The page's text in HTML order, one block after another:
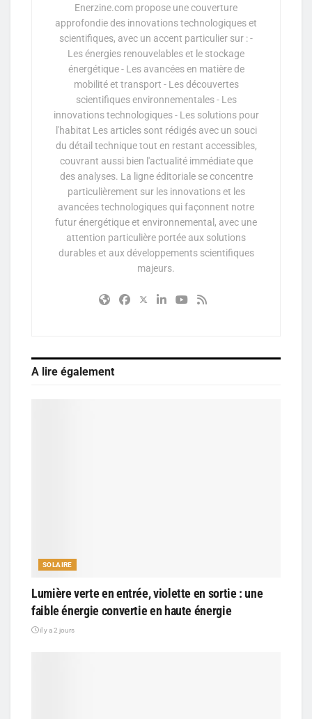
Enerzine.com propose une couverture
approfondie des innovations technologiques et
scientifiques, avec un accent particulier sur : -
Les énergies renouvelables et le stockage
énergétique - Les avancées en matière de
mobilité et transport - Les découvertes
scientifiques environnementales - Les
innovations technologiques - Les solutions pour
l'habitat Les articles sont rédigés avec un souci
du détail technique tout en restant accessibles,
couvrant aussi bien l'actualité immédiate que
des analyses. La ligne éditoriale se concentre
particulièrement sur les innovations et les
avancées technologiques qui façonnent notre
futur énergétique et environnemental, avec une
attention particulière portée aux solutions
durables et aux développements scientifiques
majeurs.
A lire également
SOLAIRE
Lumière verte en entrée, violette en sortie : une
faible énergie convertie en haute énergie
il y a 2 jours